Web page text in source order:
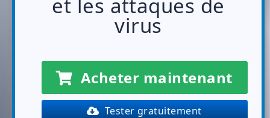
et les attaques de
virus
Acheter maintenant
Tester gratuitement